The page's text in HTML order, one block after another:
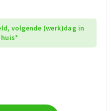
volgende (werk)dag in
huis*